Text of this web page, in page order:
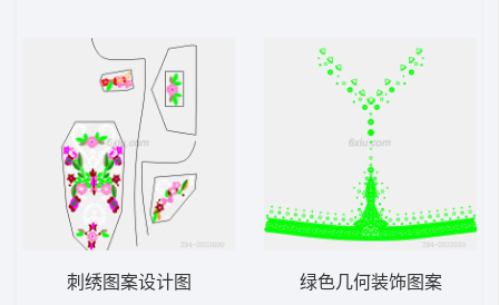
刺绣图案设计图 绿色几何装饰图案